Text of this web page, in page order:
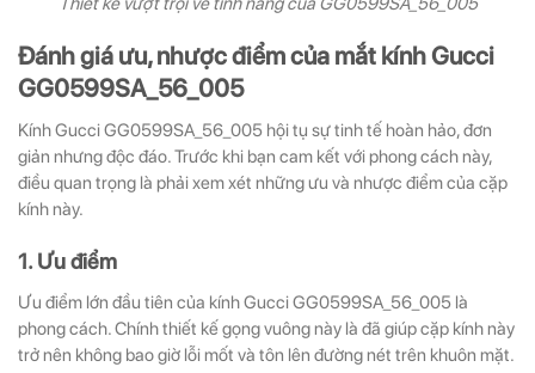
Đánh giá ưu, nhược điểm của mắt kính Gucci
GG0599SA_56_005
Kính Gucci GG0599SA_56_005 hội tụ sự tinh tế hoàn hảo, đơn
giản nhưng độc đáo. Trước khi bạn cam kết với phong cách này,
điều quan trọng là phải xem xét những ưu và nhược điểm của cặp
kính này.
1. Ưu điểm
Ưu điểm lớn đầu tiên của kính Gucci GG0599SA_56_005 là
phong cách. Chính thiết kế gọng vuông này là đã giúp cặp kính này
trở nên không bao giờ lỗi mốt và tôn lên đường nét trên khuôn mặt.